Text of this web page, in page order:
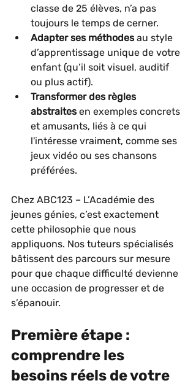
classe de 25 élèves, n’a pas
toujours le temps de cerner.
Adapter ses méthodes au style
d’apprentissage unique de votre
enfant (qu’il soit visuel, auditif
ou plus actif).
Transformer des règles
abstraites en exemples concrets
et amusants, liés à ce qui
l'intéresse vraiment, comme ses
jeux vidéo ou ses chansons
préférées.
Chez ABC123 – L’Académie des
jeunes génies, c’est exactement
cette philosophie que nous
appliquons. Nos tuteurs spécialisés
bâtissent des parcours sur mesure
pour que chaque difficulté devienne
une occasion de progresser et de
s’épanouir.
Première étape :
comprendre les
besoins réels de votre